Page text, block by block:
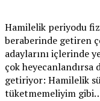
Hamilelik periyodu
beraberinde getiren
adaylarını içlerinde
çok heyecanlandırsa
getiriyor: Hamilelik
tüketmemeliyim